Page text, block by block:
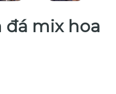
đá mix hoa